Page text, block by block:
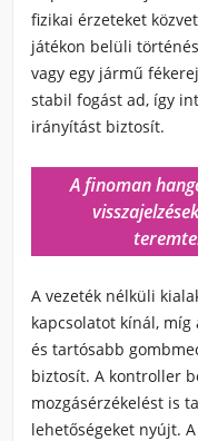
fizikai érzeteket
játékon belüli
vagy egy jármű
stabil fogást ad, így
irányítást biztosít.
A finoman
A vezeték nélküli
kapcsolatot kínál,
és tartósabb
biztosít. A kontroller
mozgásérzékelést is
lehetőségeket nyújt.